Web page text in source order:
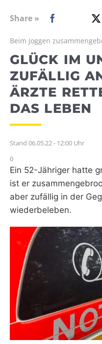
WEBRADIO
Share »
Beim Joggen
GLÜCK IM
ZUFÄLLIG
ÄRZTE
DAS LEBEN
Stand 06.05.22 - 12:00 Uhr
0
Ein 52-Jähriger hatte
ist er
aber zufällig in der
wiederbeleben.